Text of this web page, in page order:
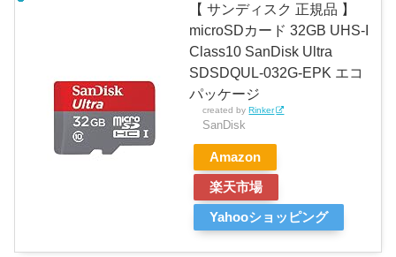
【 サンディスク 正規品 】
microSDカード 32GB UHS-I
Class10 SanDisk Ultra
SDSDQUL-032G-EPK エコ
パッケージ
created by Rinker
SanDisk
Amazon
楽天市場
Yahooショッピング